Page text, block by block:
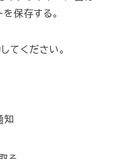
を保存する。
てください。
知